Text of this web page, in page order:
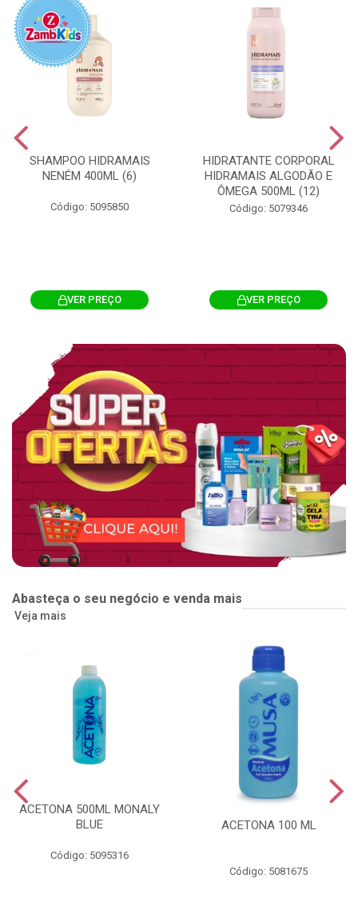
SHAMPOO HIDRAMAIS
NENÉM 400ML (6)
Código: 5095850
VER PREÇO
HIDRATANTE CORPORAL
HIDRAMAIS ALGODÃO E
ÔMEGA 500ML (12)
Código: 5079346
VER PREÇO
Abasteça o seu negócio e venda mais
Veja mais
ACETONA 500ML MONALY
BLUE
Código: 5095316
ACETONA 100 ML
Código: 5081675